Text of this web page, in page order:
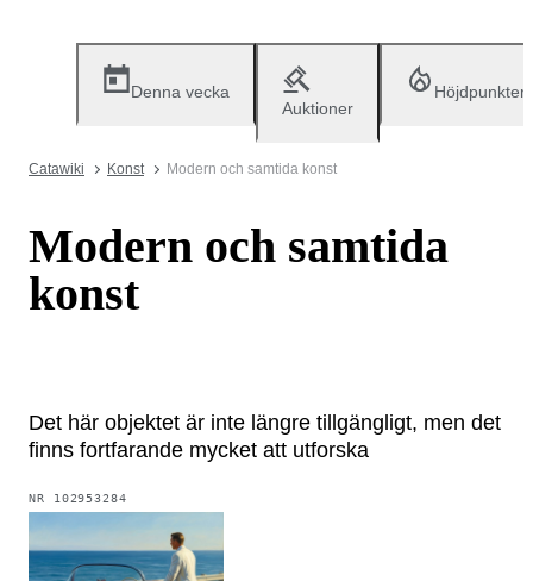
Denna vecka
Auktioner
Höjdpunkter
Catawiki Konst Modern och samtida konst
Modern och samtida
konst
Det här objektet är inte längre tillgängligt, men det
finns fortfarande mycket att utforska
NR 102953284